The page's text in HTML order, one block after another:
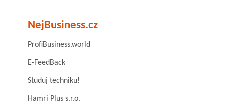
NejBusiness.cz
ProfiBusiness.world
E-FeedBack
Studuj techniku!
Hamri Plus s.r.o.